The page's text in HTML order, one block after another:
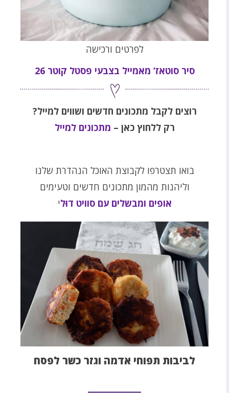
לפרטים ורכישה
סיר סוטאז’ מאמייל בצבעי פסטל קוטר 26
רוצים לקבל מתכונים חדשים ושווים למייל?
רק ללחוץ כאן – מתכונים למייל
בואו תצטרפו לקבוצת האוכל הנהדרת שלנו
וליהנות מהמון מתכונים חדשים וטעימים
אופים ומבשלים עם סוויט דוּלי
לביבות תפוחי אדמה וגזר כשר לפסח